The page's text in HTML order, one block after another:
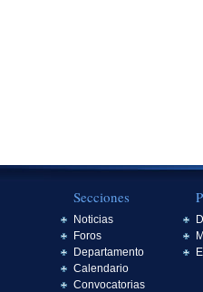
Secciones
Noticias
Foros
Departamento
Calendario
Convocatorias